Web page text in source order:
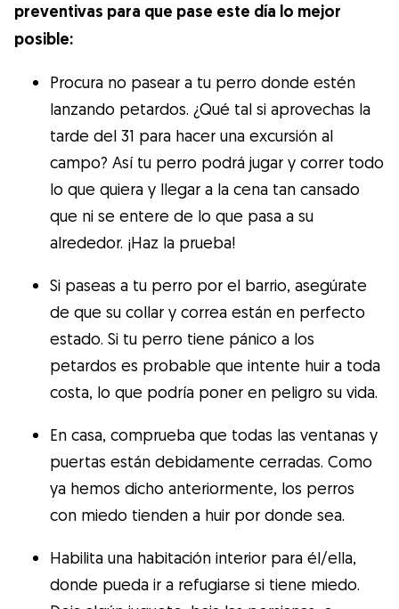
preventivas para que pase este día lo mejor
posible:
Procura no pasear a tu perro donde estén
lanzando petardos. ¿Qué tal si aprovechas la
tarde del 31 para hacer una excursión al
campo? Así tu perro podrá jugar y correr todo
lo que quiera y llegar a la cena tan cansado
que ni se entere de lo que pasa a su
alrededor. ¡Haz la prueba!
Si paseas a tu perro por el barrio, asegúrate
de que su collar y correa están en perfecto
estado. Si tu perro tiene pánico a los
petardos es probable que intente huir a toda
costa, lo que podría poner en peligro su vida.
En casa, comprueba que todas las ventanas y
puertas están debidamente cerradas. Como
ya hemos dicho anteriormente, los perros
con miedo tienden a huir por donde sea.
Habilita una habitación interior para él/ella,
donde pueda ir a refugiarse si tiene miedo.